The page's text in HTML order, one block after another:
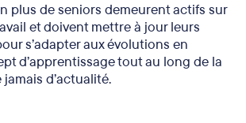
plus de seniors demeurent actifs sur
et doivent mettre à jour leurs
s’adapter aux évolutions en
d’apprentissage tout au long de la
d’actualité.